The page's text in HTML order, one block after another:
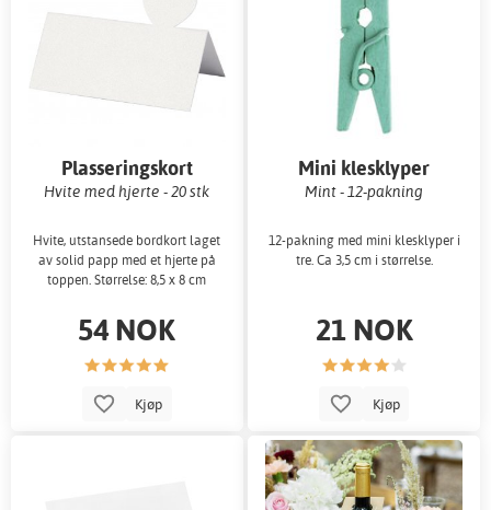
Plasseringskort
Hvite med hjerte - 20 stk
Hvite, utstansede bordkort laget
av solid papp med et hjerte på
toppen. Størrelse: 8,5 x 8 cm
54 NOK
Kjøp
Mini klesklyper
Mint - 12-pakning
12-pakning med mini klesklyper i
tre. Ca 3,5 cm i størrelse.
21 NOK
Kjøp